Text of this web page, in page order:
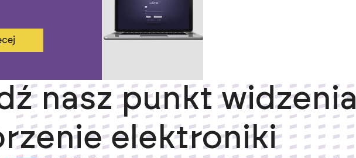
nasz punkt widzenia
elektroniki